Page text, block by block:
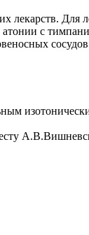
лекарств. Для
с